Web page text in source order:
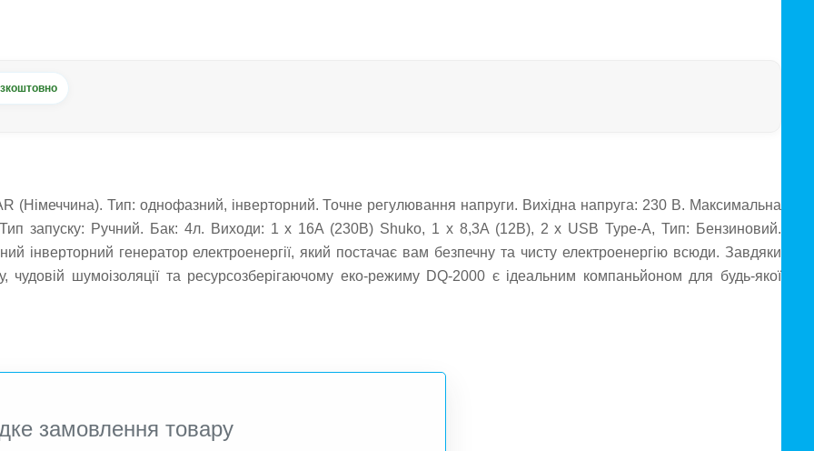
(Німеччина). Тип: однофазний, інверторний. Точне регулювання напруги. Вихідна напруга: 230 В. Максимальна
Тип запуску: Ручний. Бак: 4л. Виходи: 1 х 16A (230В) Shuko, 1 x 8,3A (12В), 2 х USB Type-A, Тип: Бензиновий.
інверторний генератор електроенергії, який постачає вам безпечну та чисту електроенергію всюди. Завдяки
чудовій шумоізоляції та ресурсозберігаючому еко-режиму DQ-2000 є ідеальним компаньйоном для будь-якої
замовлення товару